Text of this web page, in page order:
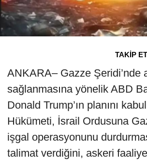
TAKİP ET
ANKARA– Gazze Şeridi’nde
sağlanmasına yönelik ABD
Donald Trump’ın planını
Hükümeti, İsrail Ordusuna
işgal operasyonunu
talimat verdiğini, askeri